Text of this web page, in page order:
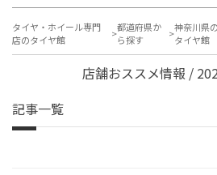
タイヤ・ホイール専門
店のタイヤ館
都道府県か
ら探す
神奈川県の
タイヤ館
店舗おススメ情報 /
記事一覧